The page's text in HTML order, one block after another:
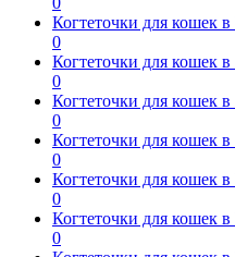
Когтеточки для кошек
0
Когтеточки для кошек
0
Когтеточки для кошек
0
Когтеточки для кошек
0
Когтеточки для кошек в
0
Когтеточки для кошек
0